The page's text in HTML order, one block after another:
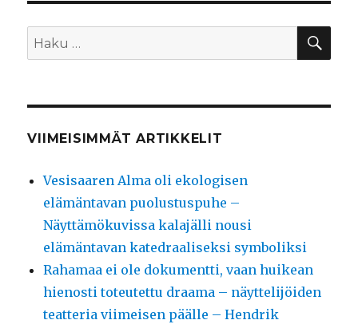
Etsi:
VIIMEISIMMÄT ARTIKKELIT
Vesisaaren Alma oli ekologisen
elämäntavan puolustuspuhe –
Näyttämökuvissa kalajälli nousi
elämäntavan katedraaliseksi symboliksi
Rahamaa ei ole dokumentti, vaan huikean
hienosti toteutettu draama – näyttelijöiden
teatteria viimeisen päälle – Hendrik